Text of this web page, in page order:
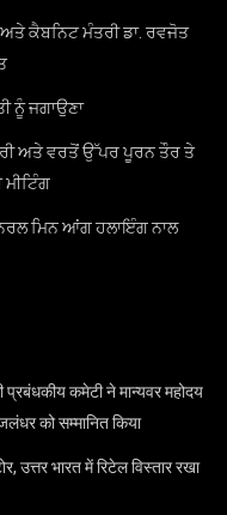
ਕੈਬਨਿਟ ਮੰਤਰੀ ਡਾ. ਰਵਜੋਤ
ਨੂੰ ਜਗਾਉਣਾ
ਅਤੇ ਵਰਤੋਂ ਉੱਪਰ ਪੂਰਨ ਤੌਰ ਤੇ
ਮਿਨ ਆਂਗ ਹਲਾਇੰਗ ਨਾਲ
कमेटी ने मान्यवर महोदय
को सम्मानित किया
उत्तर भारत में रिटेल विस्तार रखा